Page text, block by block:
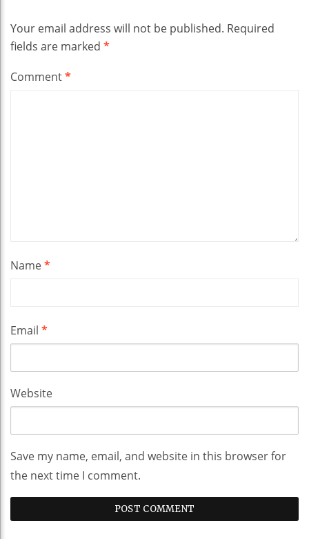
Your email address will not be published. Required
fields are marked *
Comment*
Name*
Email *
Website
Save my name, email, and website in this browser for
the next time I comment.